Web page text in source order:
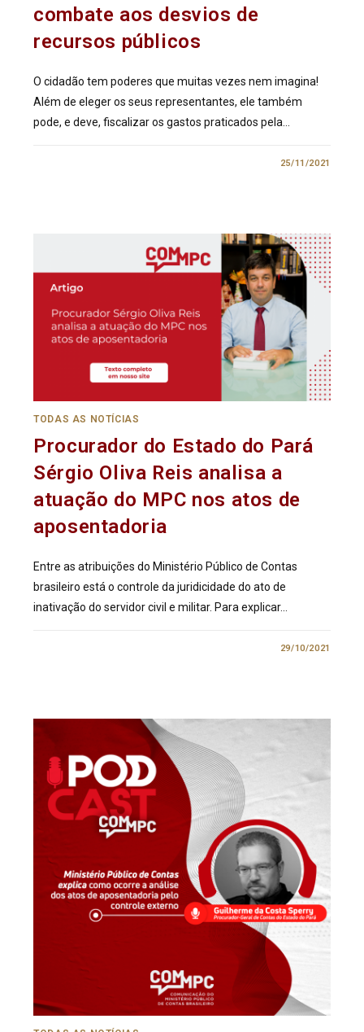
combate aos desvios de
recursos públicos
O cidadão tem poderes que muitas vezes nem imagina!
Além de eleger os seus representantes, ele também
pode, e deve, fiscalizar os gastos praticados pela…
25/11/2021
TODAS AS NOTÍCIAS
Procurador do Estado do Pará
Sérgio Oliva Reis analisa a
atuação do MPC nos atos de
aposentadoria
Entre as atribuições do Ministério Público de Contas
brasileiro está o controle da juridicidade do ato de
inativação do servidor civil e militar. Para explicar…
29/10/2021